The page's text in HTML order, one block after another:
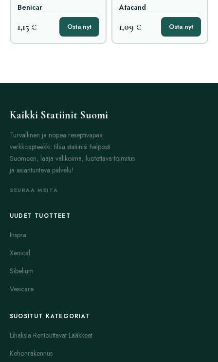
Benicar
1,15 € Osta nyt
Atacand
1,09 € Osta nyt
Kaikki Statiinit Suomi
Turvallinen ja nopea reseptivapaa
verkkoapteekki: tilaa statiinisi helposti
Suomeen, laaja valikoima, luotettava toimitus
ja asiantunteva palvelu!
SEURAA MEITÄ
UUDET TUOTTEET
Inspra
Xenical
Sibelium
Vesicare
SUOSITUT KATEGORIAT
Lihaksia Rentouttavat Lääkkeet
Kehonrakennus